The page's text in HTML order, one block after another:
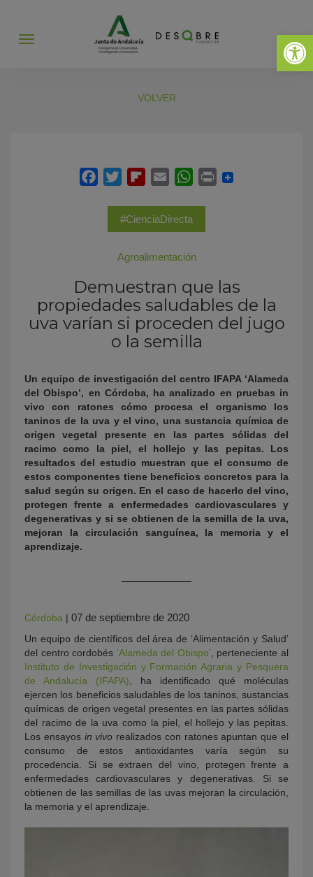
Abrir
Abrir
VOLVER
#CienciaDirecta
Agroalimentación
Demuestran que las
propiedades saludables de la
uva varían si proceden del jugo
o la semilla
Un equipo de investigación del centro IFAPA ‘Alameda
del Obispo’, en Córdoba, ha analizado en pruebas in
vivo con ratones cómo procesa el organismo los
taninos de la uva y el vino, una sustancia química de
origen vegetal presente en las partes sólidas del
racimo como la piel, el hollejo y las pepitas. Los
resultados del estudio muestran que el consumo de
estos componentes tiene beneficios concretos para la
salud según su origen. En el caso de hacerlo del vino,
protegen frente a enfermedades cardiovasculares y
degenerativas y si se obtienen de la semilla de la uva,
mejoran la circulación sanguínea, la memoria y el
aprendizaje.
Córdoba | 07 de septiembre de 2020
Un equipo de científicos del área de ‘Alimentación y Salud’
del centro cordobés ‘Alameda del Obispo’, perteneciente al
Instituto de Investigación y Formación Agraria y Pesquera
de Andalucía (IFAPA) , ha identificado qué moléculas
ejercen los beneficios saludables de los taninos, sustancias
químicas de origen vegetal presentes en las partes sólidas
del racimo de la uva como la piel, el hollejo y las pepitas.
Los ensayos in vivo realizados con ratones apuntan que el
consumo de estos antioxidantes varía según su
procedencia. Si se extraen del vino, protegen frente a
enfermedades cardiovasculares y degenerativas. Si se
obtienen de las semillas de las uvas mejoran la circulación,
la memoria y el aprendizaje.